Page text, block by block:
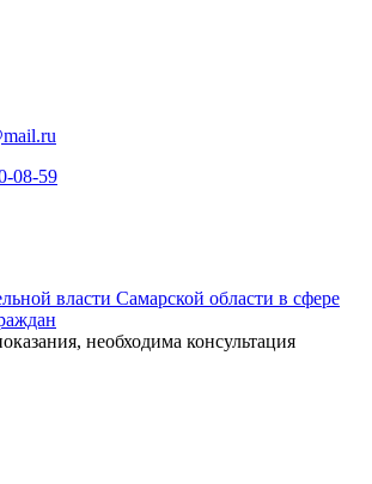
08-59
власти Самарской области в сфере
необходима консультация